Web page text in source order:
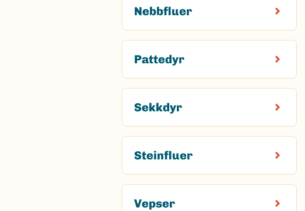
Nebbfluer
Pattedyr
Sekkdyr
Steinfluer
Vepser